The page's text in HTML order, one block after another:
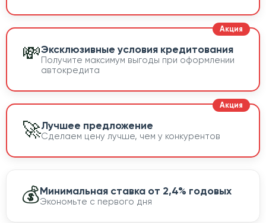
💸Эксклюзивные условия кредитования
Получите максимум выгоды при оформлении
автокредита
🚀Лучшее предложение
Сделаем цену лучше, чем у конкурентов
💰Минимальная ставка от 2,4% годовых
Экономьте с первого дня